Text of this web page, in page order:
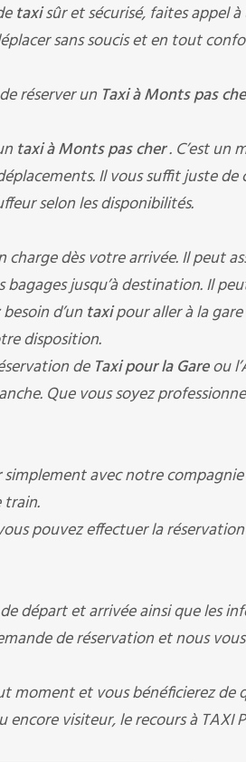
taxisûr et sécurisé, faites appel
sans soucis et en tout
réserver un Taxi à Monts pas
taxi à Monts pas cher. C’est un
Il vous suffit juste de
selon les disponibilités.
charge dès votre arrivée. Il peut
bagages jusqu’à destination. Il
d’un taxipour aller à la
disposition.
de Taxi pour la Gareou
Que vous soyez
simplement avec notre
train.
pouvez effectuer la
départ et arrivée ainsi que les
de réservation et nous
moment et vous bénéficierez de
visiteur, le recours à TAXI